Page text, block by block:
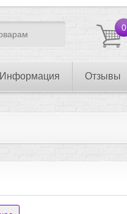
0
Информация Отзывы